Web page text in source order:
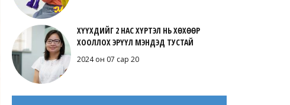
ХҮҮХДИЙГ 2 НАС ХҮРТЭЛ НЬ ХӨХӨӨР
ХООЛЛОХ ЭРҮҮЛ МЭНДЭД ТУСТАЙ
2024 он 07 сар 20